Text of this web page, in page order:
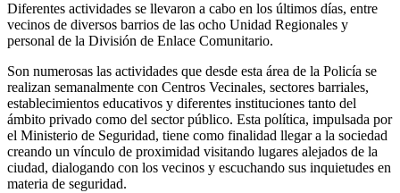
Diferentes actividades se llevaron a cabo en los últimos días, entre
vecinos de diversos barrios de las ocho Unidad Regionales y
personal de la División de Enlace Comunitario.
Son numerosas las actividades que desde esta área de la Policía se
realizan semanalmente con Centros Vecinales, sectores barriales,
establecimientos educativos y diferentes instituciones tanto del
ámbito privado como del sector público. Esta política, impulsada por
el Ministerio de Seguridad, tiene como finalidad llegar a la sociedad
creando un vínculo de proximidad visitando lugares alejados de la
ciudad, dialogando con los vecinos y escuchando sus inquietudes en
materia de seguridad.